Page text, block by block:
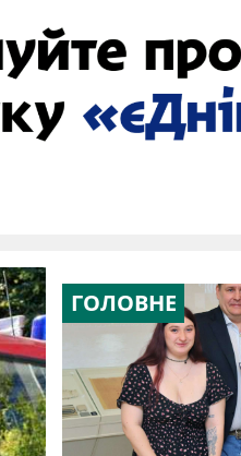
ГОЛОВНЕ